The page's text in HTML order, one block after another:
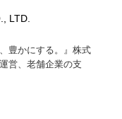
LTD.
豊かにする。』株式
営、老舗企業の支